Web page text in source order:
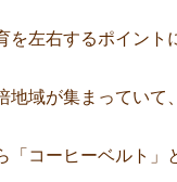
左右するポイント
域が集まっていて、
コーヒーベルト」